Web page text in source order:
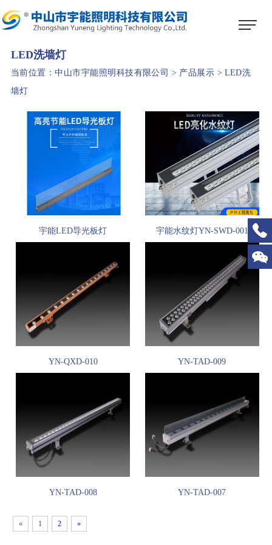
1
LED洗墙灯
当前位置：中山市宇能照明科技有限公司 > 产品展示 >LED洗
墙灯
宇能LED导光板灯 宇能水纹灯YN-SWD-001
YN-QXD-010 YN-TAD-009
YN-TAD-008 YN-TAD-007
« 1 2 »